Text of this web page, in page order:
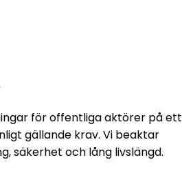
för offentliga aktörer på ett
gällande krav. Vi beaktar
säkerhet och lång livslängd.